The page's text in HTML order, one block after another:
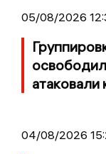
05/08/2026
атаковали
04/08/2026